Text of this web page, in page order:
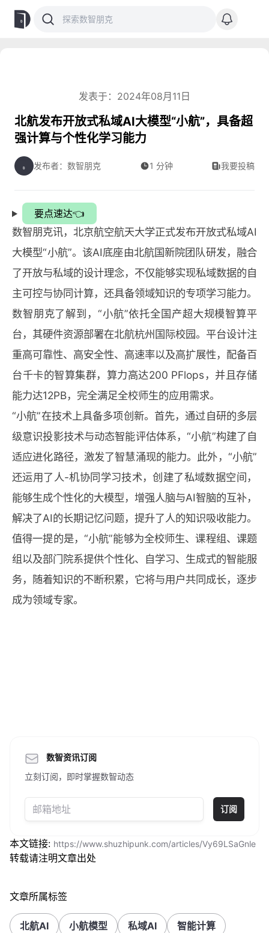
发表于：2024年08月11日
北航发布开放式私域AI大模型“小航”，具备超
强计算与个性化学习能力
发布者：数智朋克 1 分钟 我要投稿
要点速达👈
数智朋克讯，北京航空航天大学正式发布开放式私域AI
大模型“小航”。该AI底座由北航国新院团队研发，融合
了开放与私域的设计理念，不仅能够实现私域数据的自
主可控与协同计算，还具备领域知识的专项学习能力。
数智朋克了解到，“小航”依托全国产超大规模智算平
台，其硬件资源部署在北航杭州国际校园。平台设计注
重高可靠性、高安全性、高速率以及高扩展性，配备百
台千卡的智算集群，算力高达200 PFlops，并且存储
能力达12PB，完全满足全校师生的应用需求。
“小航”在技术上具备多项创新。首先，通过自研的多层
级意识投影技术与动态智能评估体系，“小航”构建了自
适应进化路径，激发了智慧涌现的能力。此外，“小航”
还运用了人-机协同学习技术，创建了私域数据空间，
能够生成个性化的大模型，增强人脑与AI智脑的互补，
解决了AI的长期记忆问题，提升了人的知识吸收能力。
值得一提的是，“小航”能够为全校师生、课程组、课题
组以及部门院系提供个性化、自学习、生成式的智能服
务，随着知识的不断积累，它将与用户共同成长，逐步
成为领域专家。
数智资讯订阅
立刻订阅，即时掌握数智动态
订阅
本文链接: https://www.shuzhipunk.com/articles/Vy69LSaGnle
转载请注明文章出处
文章所属标签
北航AI 小航模型 私域AI 智能计算